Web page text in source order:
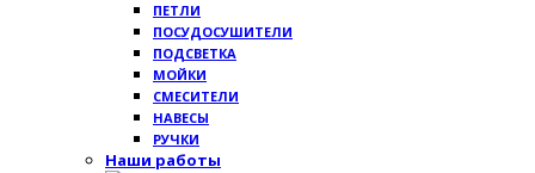
ПЕТЛИ
ПОСУДОСУШИТЕЛИ
ПОДСВЕТКА
МОЙКИ
СМЕСИТЕЛИ
НАВЕСЫ
РУЧКИ
Наши работы